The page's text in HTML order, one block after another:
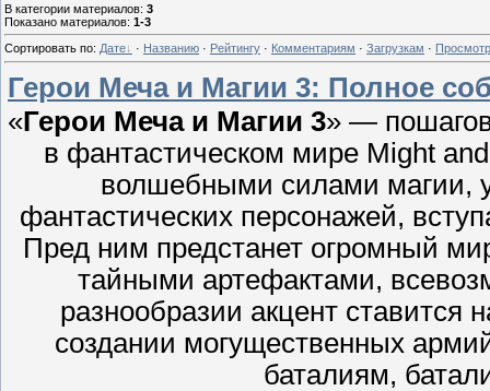
В категории материалов: 3
Показано материалов: 1-3
Сортировать по: Дате · Названию · Рейтингу · Комментариям · Загрузкам ·
Герои Меча и Магии 3: Полное
«Герои Меча и Магии 3» —
в фантастическом мире Might
волшебными силами магии,
фантастических персонажей,
Пред ним предстанет огромный
тайными артефактами,
разнообразии акцент ставится
создании могущественных
баталиям,